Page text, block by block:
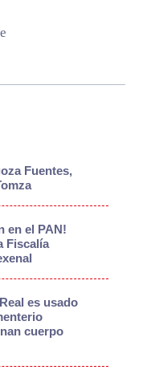
Fuentes,
en el PAN!
Fiscalía
es usado
cuerpo